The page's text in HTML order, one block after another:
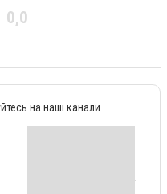
0,0
на наші канали